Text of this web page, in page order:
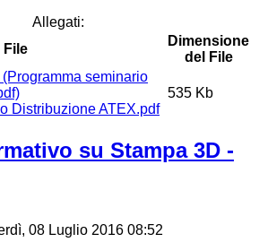
Allegati:
File
Dimensione
del File
Distribuzione ATEX.pdf
535 Kb
su Stampa 3D -
08 Luglio 2016 08:52